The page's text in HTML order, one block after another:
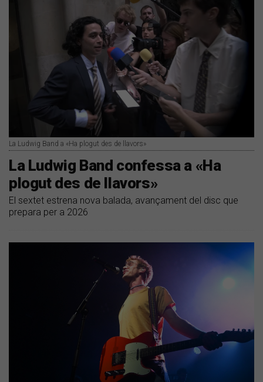
La Ludwig Band a «Ha plogut des de llavors»
La Ludwig Band confessa a «Ha
plogut des de llavors»
El sextet estrena nova balada, avançament del disc que
prepara per a 2026